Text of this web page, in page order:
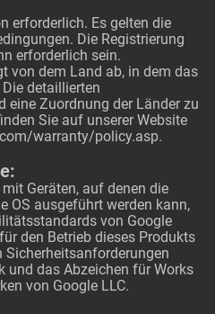
erforderlich. Es gelten die
Die Registrierung
erforderlich sein.
von dem Land ab, in dem das
detaillierten
eine Zuordnung der Länder zu
Sie auf unserer Website
warranty/policy.asp.
Geräten, auf denen die
OS ausgeführt werden kann,
von Google
den Betrieb dieses Produkts
Sicherheitsanforderungen
und das Abzeichen für Works
von Google LLC.